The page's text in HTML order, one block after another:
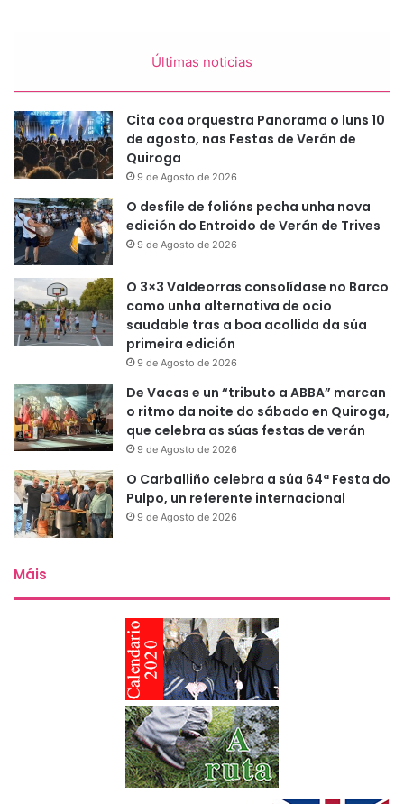
Últimas noticias
Cita coa orquestra Panorama o luns 10
de agosto, nas Festas de Verán de
Quiroga
9 de Agosto de 2026
O desfile de folións pecha unha nova
edición do Entroido de Verán de Trives
9 de Agosto de 2026
O 3×3 Valdeorras consolídase no Barco
como unha alternativa de ocio
saudable tras a boa acollida da súa
primeira edición
9 de Agosto de 2026
De Vacas e un “tributo a ABBA” marcan
o ritmo da noite do sábado en Quiroga,
que celebra as súas festas de verán
9 de Agosto de 2026
O Carballiño celebra a súa 64ª Festa do
Pulpo, un referente internacional
9 de Agosto de 2026
Máis